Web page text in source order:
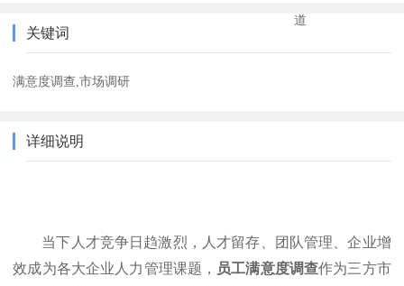
道
关键词
满意度调查,市场调研
详细说明
当下人才竞争日趋激烈，人才留存、团队管理、企业增
效成为各大企业人力管理课题， 员工满意度调查作为三方市